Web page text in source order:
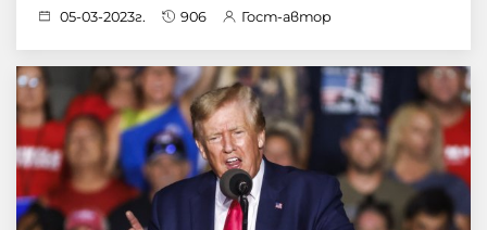
05-03-2023г. 906 Гост-автор